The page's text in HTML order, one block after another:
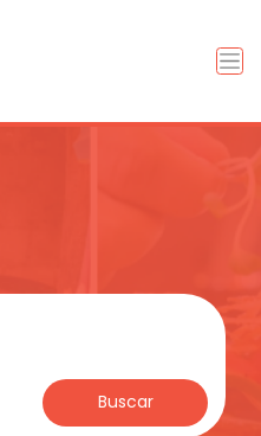
Buscar